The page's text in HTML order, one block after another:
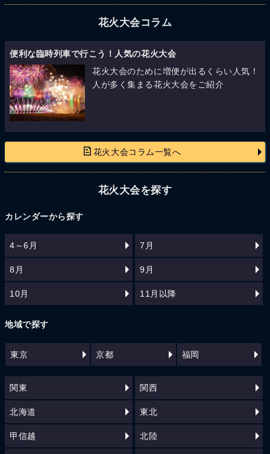
花火大会コラム
便利な臨時列車で行こう！人気の花火大会
花火大会のために増便が出るくらい人気！
人が多く集まる花火大会をご紹介
花火大会コラム一覧へ
花火大会を探す
カレンダーから探す
4～6月 7月
8月 9月
10月 11月以降
地域で探す
東京 京都 福岡
関東 関西
北海道 東北
甲信越 北陸